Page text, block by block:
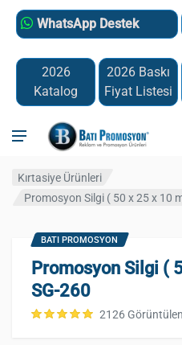
WhatsApp Destek
2026
Katalog
2026 Baskı
Fiyat Listesi
Kırtasiye Ürünleri
Promosyon Silgi ( 50 x 25 x 10
Promosyon Silgi (
SG-260
2126
BATI PROMOSYON